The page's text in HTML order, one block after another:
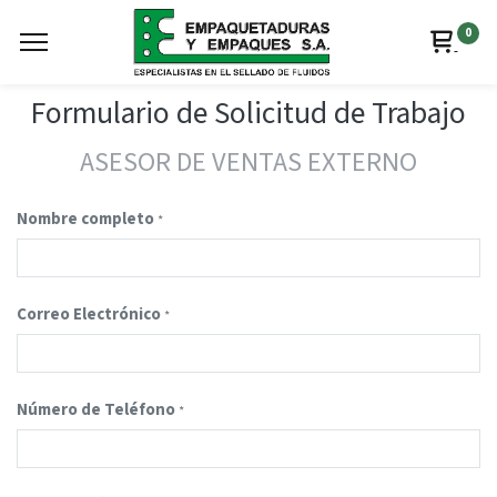
0
Formulario de Solicitud de Trabajo
ASESOR DE VENTAS EXTERNO
Nombre completo *
Correo Electrónico *
Número de Teléfono *